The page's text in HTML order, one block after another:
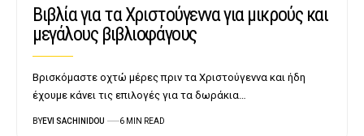
Βιβλία για τα Χριστούγεννα για μικρούς και
μεγάλους βιβλιοφάγους
Βρισκόμαστε οχτώ μέρες πριν τα Χριστούγεννα και ήδη
έχουμε κάνει τις επιλογές για τα δωράκια…
BYEVI SACHINIDOU 6 MIN READ